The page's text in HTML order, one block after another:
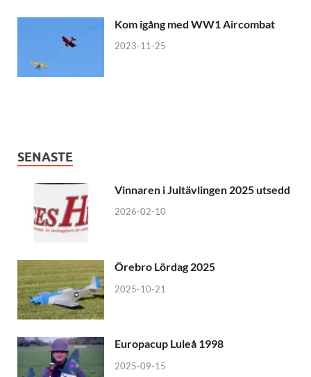
Kom igång med WW1 Aircombat
2023-11-25
SENASTE
Vinnaren i Jultävlingen 2025 utsedd
2026-02-10
Örebro Lördag 2025
2025-10-21
Europacup Luleå 1998
2025-09-15